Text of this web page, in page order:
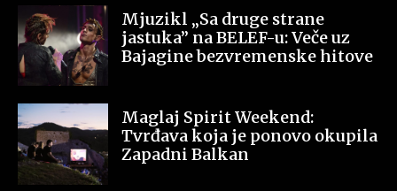
Mjuzikl „Sa druge strane
jastuka” na BELEF-u: Veče uz
Bajagine bezvremenske hitove
Maglaj Spirit Weekend:
Tvrđava koja je ponovo okupila
Zapadni Balkan